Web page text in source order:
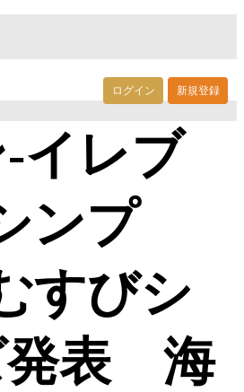
ログイン 新規登録
イレブ
ンプ
すびシ
発表 海